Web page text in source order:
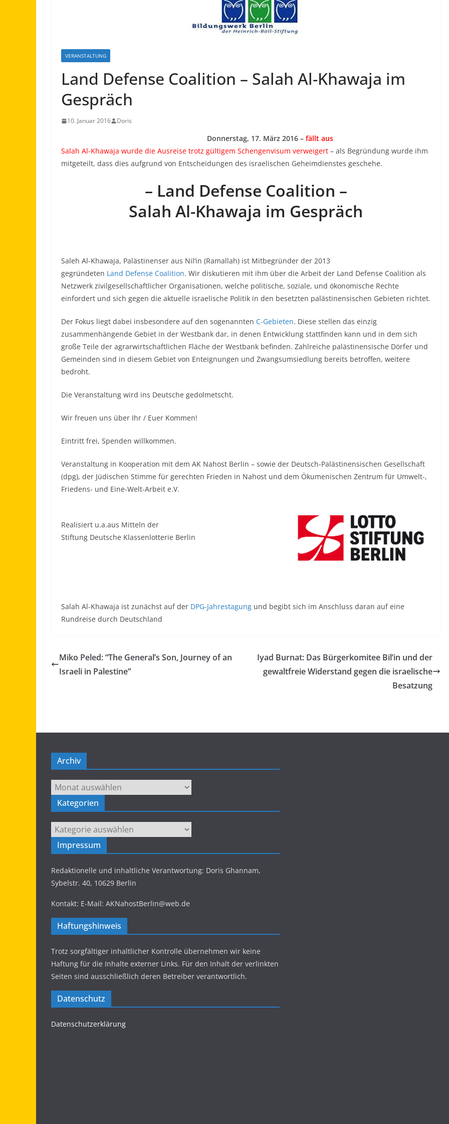
VERANSTALTUNG
Land Defense Coalition – Salah Al-Khawaja im
Gespräch
10. Januar 2016 Doris
Donnerstag, 17. März 2016 – fällt aus
Salah Al-Khawaja wurde die Ausreise trotz gültigem Schengenvisum verweigert – als Begründung wurde ihm
mitgeteilt, dass dies aufgrund von Entscheidungen des israelischen Geheimdienstes geschehe.
– Land Defense Coalition –
Salah Al-Khawaja im Gespräch
Saleh Al-Khawaja, Palästinenser aus Nil’in (Ramallah) ist Mitbegründer der 2013
gegründeten Land Defense Coalition. Wir diskutieren mit ihm über die Arbeit der Land Defense Coalition als
Netzwerk zivilgesellschaftlicher Organisationen, welche politische, soziale, und ökonomische Rechte
einfordert und sich gegen die aktuelle israelische Politik in den besetzten palästinensischen Gebieten richtet.
Der Fokus liegt dabei insbesondere auf den sogenannten C-Gebieten. Diese stellen das einzig
zusammenhängende Gebiet in der Westbank dar, in denen Entwicklung stattfinden kann und in dem sich
große Teile der agrarwirtschaftlichen Fläche der Westbank befinden. Zahlreiche palästinensische Dörfer und
Gemeinden sind in diesem Gebiet von Enteignungen und Zwangsumsiedlung bereits betroffen, weitere
bedroht.
Die Veranstaltung wird ins Deutsche gedolmetscht.
Wir freuen uns über Ihr / Euer Kommen!
Eintritt frei, Spenden willkommen.
Veranstaltung in Kooperation mit dem AK Nahost Berlin – sowie der Deutsch-Palästinensischen Gesellschaft
(dpg), der Jüdischen Stimme für gerechten Frieden in Nahost und dem Ökumenischen Zentrum für Umwelt-,
Friedens- und Eine-Welt-Arbeit e.V.
Realisiert u.a.aus Mitteln der
Stiftung Deutsche Klassenlotterie Berlin
Salah Al-Khawaja ist zunächst auf der DPG-Jahrestagung und begibt sich im Anschluss daran auf eine
Rundreise durch Deutschland
Miko Peled: “The General’s Son, Journey of an
Israeli in Palestine”
Iyad Burnat: Das Bürgerkomitee Bil’in und der
gewaltfreie Widerstand gegen die israelische
Besatzung
Archiv
Archiv
Kategorien
Kategorien
Impressum
Redaktionelle und inhaltliche Verantwortung: Doris Ghannam,
Sybelstr. 40, 10629 Berlin
Kontakt: E-Mail: AKNahostBerlin@web.de
Haftungshinweis
Trotz sorgfältiger inhaltlicher Kontrolle übernehmen wir keine
Haftung für die Inhalte externer Links. Für den Inhalt der verlinkten
Seiten sind ausschließlich deren Betreiber verantwortlich.
Datenschutz
Datenschutzerklärung